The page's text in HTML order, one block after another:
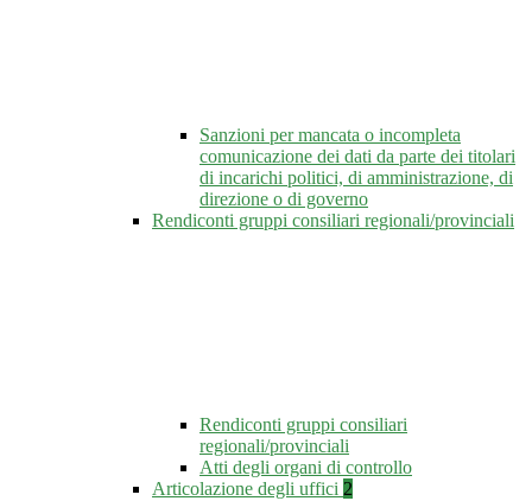
Sanzioni per mancata o incompleta
comunicazione dei dati da parte dei titolari
di incarichi politici, di amministrazione, di
direzione o di governo
Rendiconti gruppi consiliari regionali/provinciali
Rendiconti gruppi consiliari
regionali/provinciali
Atti degli organi di controllo
Articolazione degli uffici 2